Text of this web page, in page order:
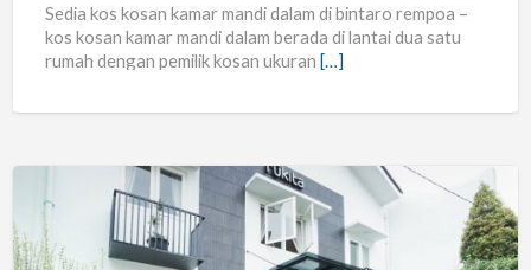
Sedia kos kosan kamar mandi dalam di bintaro rempoa –
kos kosan kamar mandi dalam berada di lantai dua satu
rumah dengan pemilik kosan ukuran […]
Kost
Tata